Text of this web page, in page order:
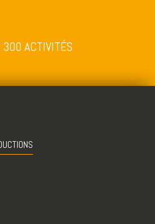
ACTIVITÉS